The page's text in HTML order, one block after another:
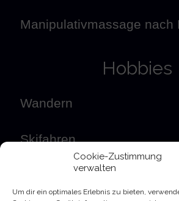
Cookie-Zustimmung
verwalten
Um dir ein optimales Erlebnis zu bieten,
Manipulativmassage nach
Hobbies
Wandern
Skifahren
Naturheilkunde